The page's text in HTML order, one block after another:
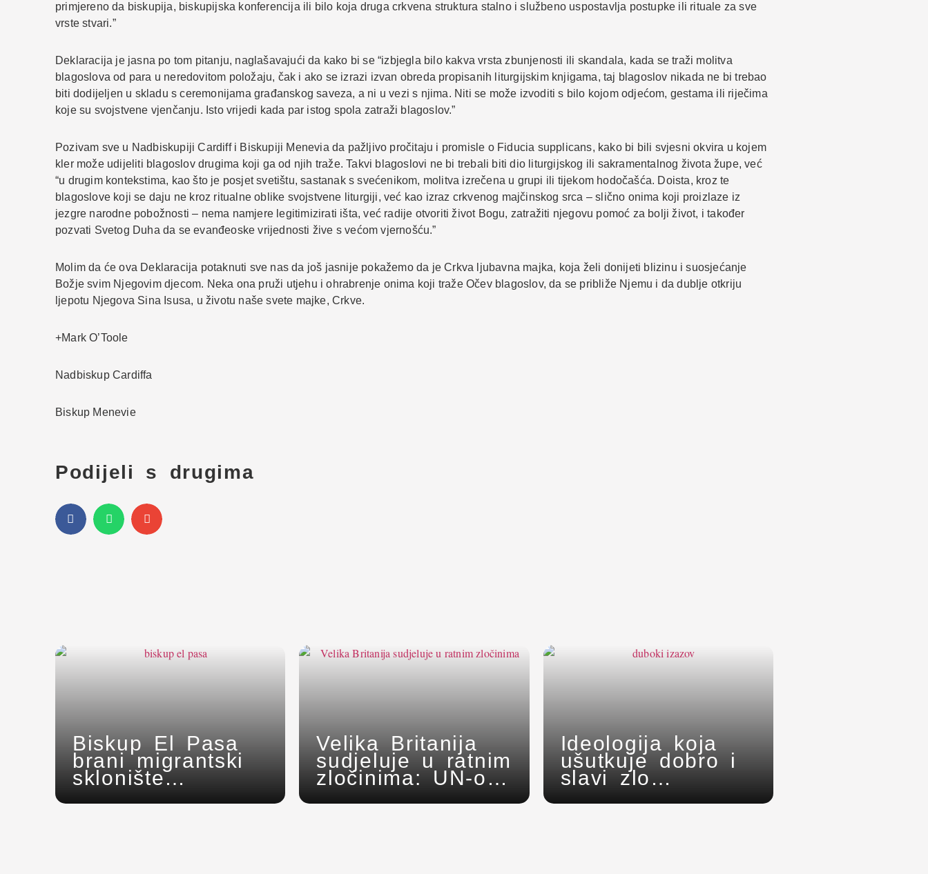
primjereno da biskupija, biskupijska konferencija ili bilo koja druga crkvena struktura stalno i službeno uspostavlja postupke ili rituale za sve
vrste stvari.”
Deklaracija je jasna po tom pitanju, naglašavajući da kako bi se “izbjegla bilo kakva vrsta zbunjenosti ili skandala, kada se traži molitva
blagoslova od para u neredovitom položaju, čak i ako se izrazi izvan obreda propisanih liturgijskim knjigama, taj blagoslov nikada ne bi trebao
biti dodijeljen u skladu s ceremonijama građanskog saveza, a ni u vezi s njima. Niti se može izvoditi s bilo kojom odjećom, gestama ili riječima
koje su svojstvene vjenčanju. Isto vrijedi kada par istog spola zatraži blagoslov.”
Pozivam sve u Nadbiskupiji Cardiff i Biskupiji Menevia da pažljivo pročitaju i promisle o Fiducia supplicans, kako bi bili svjesni okvira u kojem
kler može udijeliti blagoslov drugima koji ga od njih traže. Takvi blagoslovi ne bi trebali biti dio liturgijskog ili sakramentalnog života župe, već
“u drugim kontekstima, kao što je posjet svetištu, sastanak s svećenikom, molitva izrečena u grupi ili tijekom hodočašća. Doista, kroz te
blagoslove koji se daju ne kroz ritualne oblike svojstvene liturgiji, već kao izraz crkvenog majčinskog srca – slično onima koji proizlaze iz
jezgre narodne pobožnosti – nema namjere legitimizirati išta, već radije otvoriti život Bogu, zatražiti njegovu pomoć za bolji život, i također
pozvati Svetog Duha da se evanđeoske vrijednosti žive s većom vjernošću.”
Molim da će ova Deklaracija potaknuti sve nas da još jasnije pokažemo da je Crkva ljubavna majka, koja želi donijeti blizinu i suosjećanje
Božje svim Njegovim djecom. Neka ona pruži utjehu i ohrabrenje onima koji traže Očev blagoslov, da se približe Njemu i da dublje otkriju
ljepotu Njegova Sina Isusa, u životu naše svete majke, Crkve.
+Mark O’Toole
Nadbiskup Cardiffa
Biskup Menevie
Podijeli s drugima
Biskup El Pasa
brani migrantski
sklonište
Velika Britanija
sudjeluje u ratnim
zločinima: UN-ovi
Ideologija koja
ušutkuje dobro i
slavi zlo